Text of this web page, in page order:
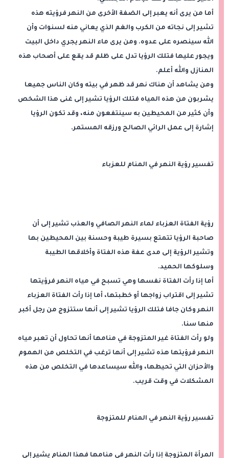
أما من يرى أنه يعبر إلى الضفة الأخرى من النهر فرؤيته هذه
تشير إلى نجاته من الكرب والغم الذي يعاني منه لسنوات وأن
الله سينصره على عدوه. ومن يرى ماء النهر يجري داخل البيت
ويجور عليها فتلك الرؤيا تدل على ظلم قد يقع على أصحاب هذه
المنازل والله أعلم.
ومن يشاهد أن هناك نهر قد ظهر في بيته وكان الناس جميعا
يشربون من هذه المياه فتلك الرؤيا تشير إلى غنى هذا الشخص
وأن كثير من المحيطين به سينتفعون منه، وقد تكون الرؤيا
إشارة إلى عمل الرائي الصالح ورزقه المستمر.
تفسير رؤية النهر في المنام للعزباء
رؤية الفتاة العزباء لماء النهر الصافي والعذب تشير إلى أن
صاحبة الرؤيا تتمتع بسيرة طيبة وحسنة بين المحيطين بها
وتشير الرؤية إلى مدى عفة هذه الفتاة وأخلاقها الطيبة
وسلوكها الحميد.
أما إذا رأت الفتاة نفسها وهي تسبح في مياه النهر فرؤيتها
تشير إلى اقتراب زواجها أو خطبتها، أما إذا رأت الفتاة العزباء
النهر وكان جافا فتلك الرؤيا تشير إلى أنها ستتزوج من رجل أكبر
منها سنا.
ولو رأت الفتاة غير المتزوجة في منامها أنها تحاول أن تعبر مياه
النهر فرؤيتها هذه تشير إلى أنها ترغب في التخلص من الهموم
والأحزان التي تحيطها، والله سيساعدها في التخلص من هذه
المشكلات في وقت قريب.
تفسير رؤية النهر في المنام للمتزوجة
المرأة المتزوجة إذا رأت النهر في منامها فهذا المنام يشير إلى